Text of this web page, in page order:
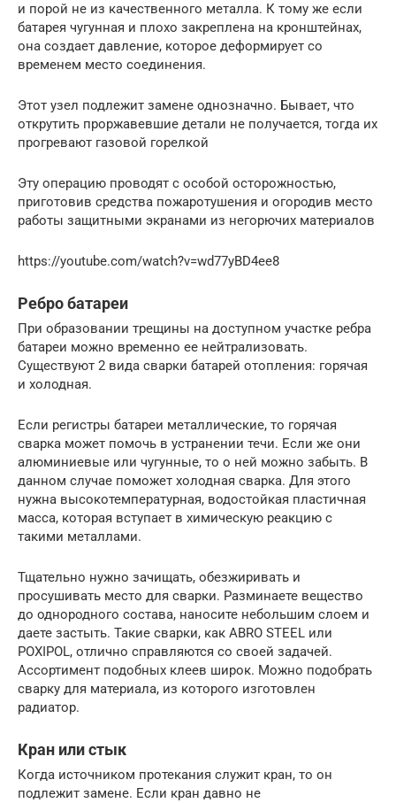
и порой не из качественного металла. К тому же если
батарея чугунная и плохо закреплена на кронштейнах,
она создает давление, которое деформирует со
временем место соединения.
Этот узел подлежит замене однозначно. Бывает, что
открутить проржавевшие детали не получается, тогда их
прогревают газовой горелкой
Эту операцию проводят с особой осторожностью,
приготовив средства пожаротушения и огородив место
работы защитными экранами из негорючих материалов
https://youtube.com/watch?v=wd77yBD4ee8
Ребро батареи
При образовании трещины на доступном участке ребра
батареи можно временно ее нейтрализовать.
Существуют 2 вида сварки батарей отопления: горячая
и холодная.
Если регистры батареи металлические, то горячая
сварка может помочь в устранении течи. Если же они
алюминиевые или чугунные, то о ней можно забыть. В
данном случае поможет холодная сварка. Для этого
нужна высокотемпературная, водостойкая пластичная
масса, которая вступает в химическую реакцию с
такими металлами.
Тщательно нужно зачищать, обезжиривать и
просушивать место для сварки. Разминаете вещество
до однородного состава, наносите небольшим слоем и
даете застыть. Такие сварки, как ABRO STEEL или
POXIPOL, отлично справляются со своей задачей.
Ассортимент подобных клеев широк. Можно подобрать
сварку для материала, из которого изготовлен
радиатор.
Кран или стык
Когда источником протекания служит кран, то он
подлежит замене. Если кран давно не